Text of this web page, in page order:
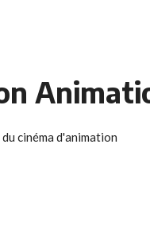
cinéma d'animation